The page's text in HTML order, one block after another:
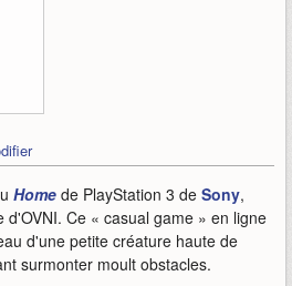
Home de PlayStation 3 de Sony,
d'OVNI. Ce « casual game » en ligne
d'une petite créature haute de
surmonter moult obstacles.